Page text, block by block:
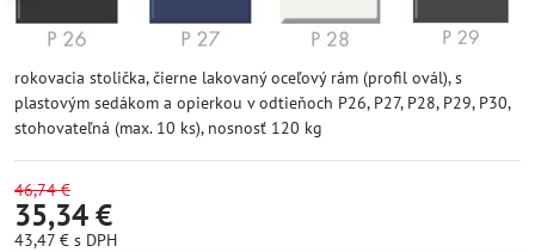
rokovacia stolička, čierne lakovaný oceľový rám (profil ovál), s
plastovým sedákom a opierkou v odtieňoch P26, P27, P28, P29, P30,
stohovateľná (max. 10 ks), nosnosť 120 kg
46,74 €
35,34 €
43,47 € s DPH